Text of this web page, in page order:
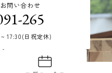
問い合わせ
265
17:30(日祝定休)